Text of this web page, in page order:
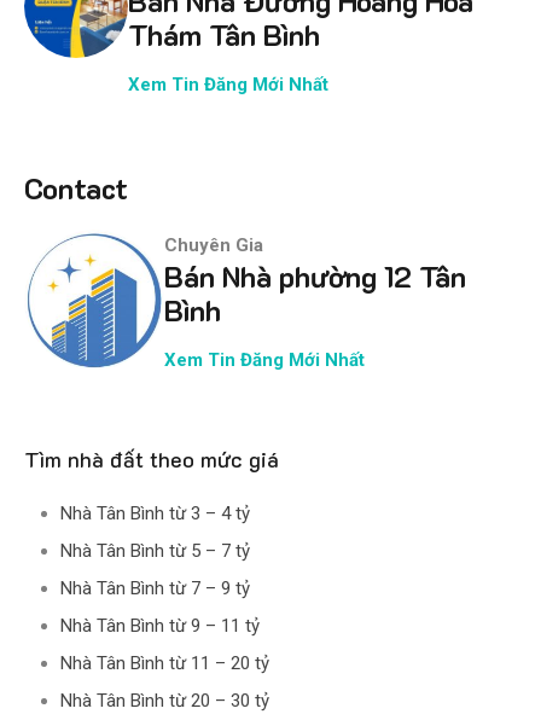
Thám Tân Bình
Xem Tin Đăng Mới Nhất
Contact
Chuyên Gia
Bán Nhà phường 12 Tân
Bình
Xem Tin Đăng Mới Nhất
Tìm nhà đất theo mức giá
Nhà Tân Bình từ 3 – 4 tỷ
Nhà Tân Bình từ 5 – 7 tỷ
Nhà Tân Bình từ 7 – 9 tỷ
Nhà Tân Bình từ 9 – 11 tỷ
Nhà Tân Bình từ 11 – 20 tỷ
Nhà Tân Bình từ 20 – 30 tỷ